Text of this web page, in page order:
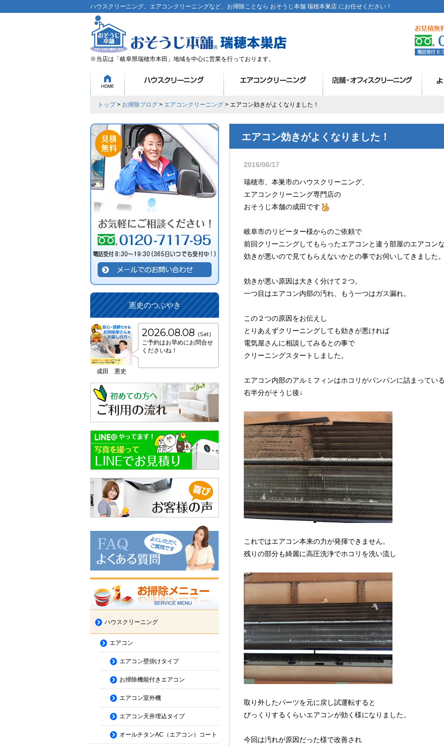
ハウスクリーニング、エアコンクリーニングなど、お掃除ことなら おそうじ本舗 瑞穂本巣店 にお任せください！
※当店は「岐阜県瑞穂市本田」地域を中心に営業を行っております。
トップ> お掃除ブログ > エアコンクリーニング > エアコン効きがよくなりました！
エアコン効きがよくなりました！
2016/06/17
瑞穂市、本巣市のハウスクリーニング、
エアコンクリーニング専門店の
おそうじ本舗の成田です
岐阜市のリピーター様からのご依頼で
前回クリーニングしてもらったエアコンと違う部屋のエアコン
効きが悪いので見てもらえないかとの事でお伺いしてきました。
効きが悪い原因は大きく分けて２つ。
一つ目はエアコン内部の汚れ、もう一つはガス漏れ。
この２つの原因をお伝えし
とりあえずクリーニングしても効きが悪ければ
電気屋さんに相談してみるとの事で
クリーニングスタートしました。
エアコン内部のアルミフィンはホコリがパンパンに詰まっている
右半分がそうじ後↓
これではエアコン本来の力が発揮できません。
残りの部分も綺麗に高圧洗浄でホコリを洗い流し
取り外したパーツを元に戻し試運転すると
びっくりするくらいエアコンが効く様になりました。
今回は汚れが原因だった様で改善され
憲史のつぶやき
成田 憲史
2026.08.08 (Sat)
ご予約はお早めにお問合せ
くださいね！
ハウスクリーニング
エアコン
エアコン壁掛けタイプ
お掃除機能付きエアコン
エアコン室外機
エアコン天井埋込タイプ
オールチタンAC（エアコン）コート